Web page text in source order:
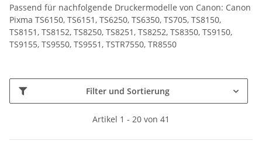
Passend für nachfolgende Druckermodelle von Canon: Canon
Pixma TS6150, TS6151, TS6250, TS6350, TS705, TS8150,
TS8151, TS8152, TS8250, TS8251, TS8252, TS8350, TS9150,
TS9155, TS9550, TS9551, TSTR7550, TR8550
Filter und Sortierung
Artikel 1 - 20 von 41